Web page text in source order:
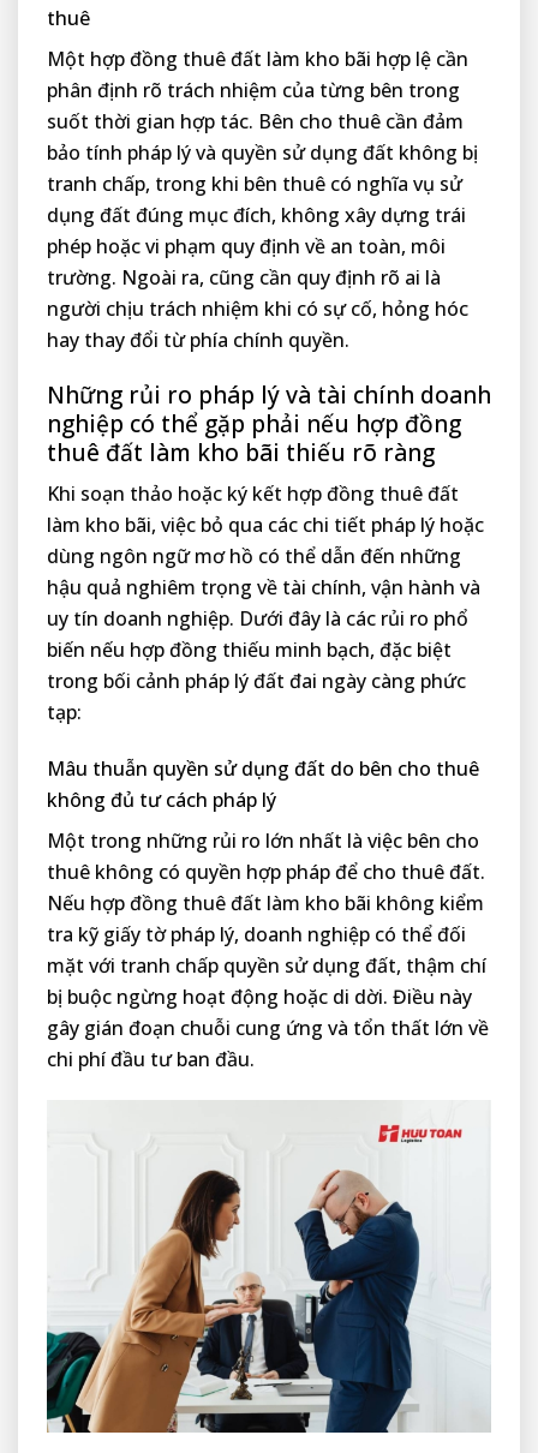
thuê
Một hợp đồng thuê đất làm kho bãi hợp lệ cần
phân định rõ trách nhiệm của từng bên trong
suốt thời gian hợp tác. Bên cho thuê cần đảm
bảo tính pháp lý và quyền sử dụng đất không bị
tranh chấp, trong khi bên thuê có nghĩa vụ sử
dụng đất đúng mục đích, không xây dựng trái
phép hoặc vi phạm quy định về an toàn, môi
trường. Ngoài ra, cũng cần quy định rõ ai là
người chịu trách nhiệm khi có sự cố, hỏng hóc
hay thay đổi từ phía chính quyền.
Những rủi ro pháp lý và tài chính doanh
nghiệp có thể gặp phải nếu hợp đồng
thuê đất làm kho bãi thiếu rõ ràng
Khi soạn thảo hoặc ký kết hợp đồng thuê đất
làm kho bãi, việc bỏ qua các chi tiết pháp lý hoặc
dùng ngôn ngữ mơ hồ có thể dẫn đến những
hậu quả nghiêm trọng về tài chính, vận hành và
uy tín doanh nghiệp. Dưới đây là các rủi ro phổ
biến nếu hợp đồng thiếu minh bạch, đặc biệt
trong bối cảnh pháp lý đất đai ngày càng phức
tạp:
Mâu thuẫn quyền sử dụng đất do bên cho thuê
không đủ tư cách pháp lý
Một trong những rủi ro lớn nhất là việc bên cho
thuê không có quyền hợp pháp để cho thuê đất.
Nếu hợp đồng thuê đất làm kho bãi không kiểm
tra kỹ giấy tờ pháp lý, doanh nghiệp có thể đối
mặt với tranh chấp quyền sử dụng đất, thậm chí
bị buộc ngừng hoạt động hoặc di dời. Điều này
gây gián đoạn chuỗi cung ứng và tổn thất lớn về
chi phí đầu tư ban đầu.